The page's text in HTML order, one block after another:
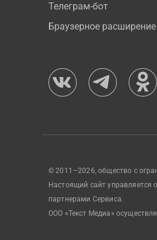
Телеграм-бот
Браузерное расширение
© 2011—2026, общество с
Настоящий сайт управляется
партнерами Сервиса.
ООО «Текст Медиа»